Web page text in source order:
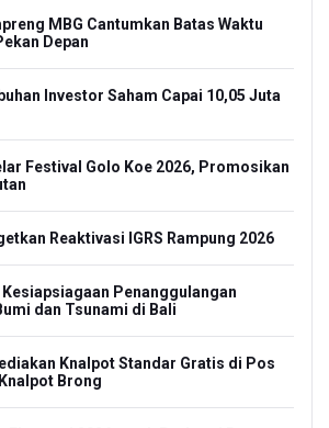
MBG Cantumkan Batas Waktu
Depan
Investor Saham Capai 10,05 Juta
Festival Golo Koe 2026, Promosikan
Reaktivasi IGRS Rampung 2026
Penanggulangan
dan Tsunami di Bali
Knalpot Standar Gratis di Pos
Brong